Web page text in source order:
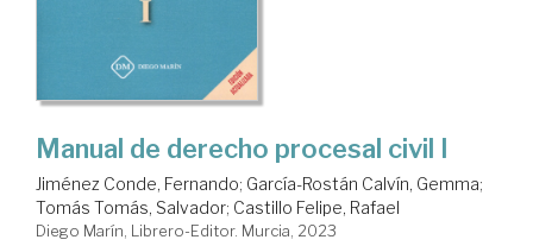
Manual de derecho procesal civil I
Jiménez Conde, Fernando; García-Rostán Calvín, Gemma;
Tomás Tomás, Salvador; Castillo Felipe, Rafael
Diego Marín, Librero-Editor. Murcia, 2023